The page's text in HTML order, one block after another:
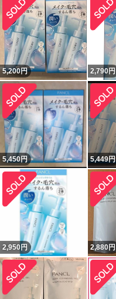
5,200円 2,790円
5,450円 5,449円
2,950円 2,880円